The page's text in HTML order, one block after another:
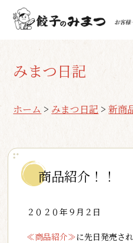
みまつ日記
ホーム > みまつ日記 >新商
商品紹介！！
２０２０年９月２日
≪商品紹介≫に先日発売さ